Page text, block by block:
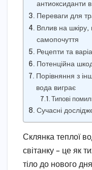
антиоксиданти в
Переваги для
Вплив на шкіру,
самопочуття
Рецепти та
Потенційна
Порівняння з
вода виграє
Типові
Сучасні
Склянка теплої
світанку – це як
тіло до нового